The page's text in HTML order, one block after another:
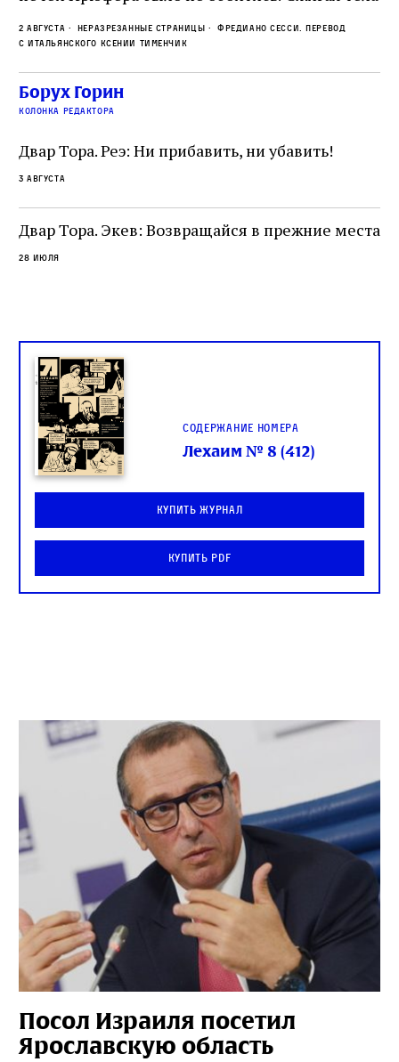
верны своему архаичному культу смерти, но и
скрывали от населения соседних городов,
сколько узников погибало каждый день в этих
жутких местах
2 августа Неразрезанные страницы
Фредиано Сесси. Перевод
с итальянского Ксении Тименчик
Борух Горин
колонка редактора
Двар Тора. Реэ: Ни прибавить, ни убавить!
3 августа
Двар Тора. Экев: Возвращайся в прежние места
28 июля
Содержание номера
Лехаим № 8 (412)
Купить журнал
Купить PDF
Посол Израиля посетил
Ярославскую область